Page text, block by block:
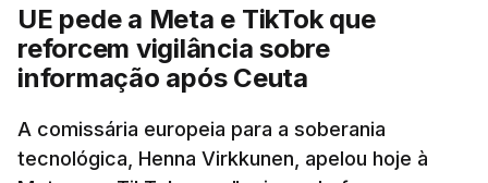
20 instalações pertencentes à Wildberries --- uma
plataforma de comércio online muito popular,
frequentemente chamada de "Amazon russa" ---
anexada.
UE pede a Meta e TikTok que
reforcem vigilância sobre
informação após Ceuta
A comissária europeia para a soberania
tecnológica, Henna Virkkunen, apelou hoje à